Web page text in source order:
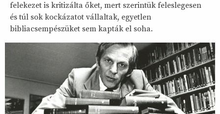
felekezet is kritizálta őket, mert szerintük feleslegesen
és túl sok kockázatot vállaltak, egyetlen
bibliacsempészüket sem kapták el soha.